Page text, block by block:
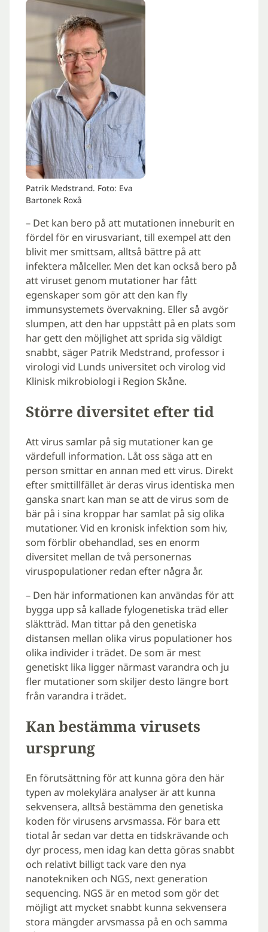
Patrik Medstrand. Foto: Eva
Bartonek Roxå
– Det kan bero på att mutationen inneburit en
fördel för en virusvariant, till exempel att den
blivit mer smittsam, alltså bättre på att
infektera målceller. Men det kan också bero på
att viruset genom mutationer har fått
egenskaper som gör att den kan fly
immunsystemets övervakning. Eller så avgör
slumpen, att den har uppstått på en plats som
har gett den möjlighet att sprida sig väldigt
snabbt, säger Patrik Medstrand, professor i
virologi vid Lunds universitet och virolog vid
Klinisk mikrobiologi i Region Skåne.
Större diversitet efter tid
Att virus samlar på sig mutationer kan ge
värdefull information. Låt oss säga att en
person smittar en annan med ett virus. Direkt
efter smittillfället är deras virus identiska men
ganska snart kan man se att de virus som de
bär på i sina kroppar har samlat på sig olika
mutationer. Vid en kronisk infektion som hiv,
som förblir obehandlad, ses en enorm
diversitet mellan de två personernas
viruspopulationer redan efter några år.
– Den här informationen kan användas för att
bygga upp så kallade fylogenetiska träd eller
släktträd. Man tittar på den genetiska
distansen mellan olika virus populationer hos
olika individer i trädet. De som är mest
genetiskt lika ligger närmast varandra och ju
fler mutationer som skiljer desto längre bort
från varandra i trädet.
Kan bestämma virusets
ursprung
En förutsättning för att kunna göra den här
typen av molekylära analyser är att kunna
sekvensera, alltså bestämma den genetiska
koden för virusens arvsmassa. För bara ett
tiotal år sedan var detta en tidskrävande och
dyr process, men idag kan detta göras snabbt
och relativt billigt tack vare den nya
nanotekniken och NGS, next generation
sequencing. NGS är en metod som gör det
möjligt att mycket snabbt kunna sekvensera
stora mängder arvsmassa på en och samma